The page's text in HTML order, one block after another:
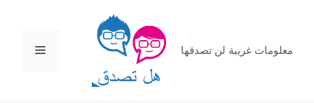
المحتوى
معلومات غريبة لن تصدقها القائمة